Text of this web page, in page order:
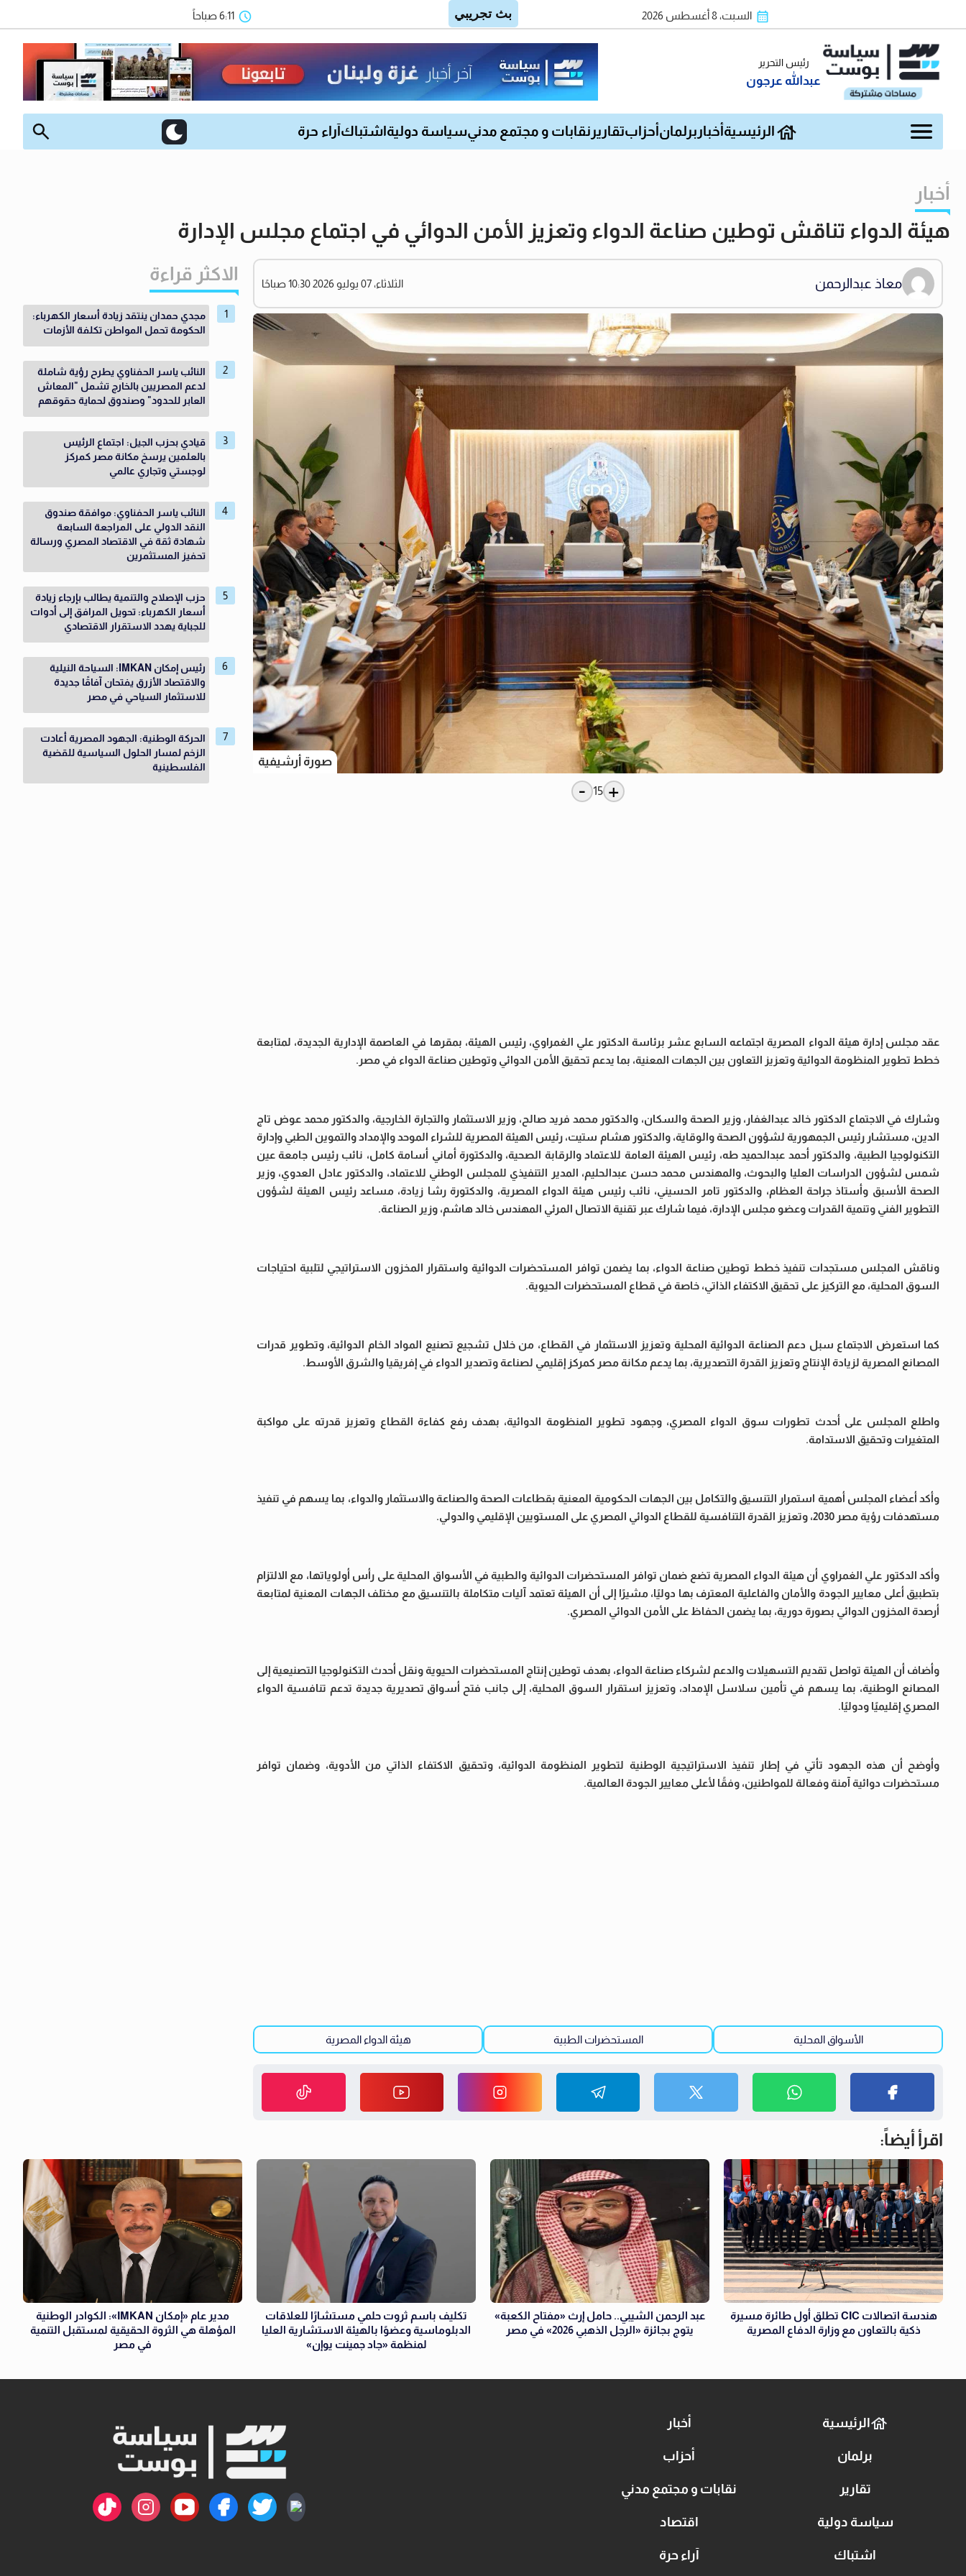
السبت، 8 أغسطس 2026 6:11 صباحاً
رئيس التحرير
عبدالله عرجون
الرئيسية أخبار برلمان أحزابتقارير نقابات و مجتمع مدنيسياسة دولية اشتباك آراء حرة
أخبار
هيئة الدواء تناقش توطين صناعة الدواء وتعزيز الأمن الدوائي في اجتماع مجلس الإدارة
معاذ عبدالرحمن الثلاثاء، 07 يوليو 2026 10:30 صباحًا
صورة أرشيفية
+
15
-
عقد مجلس إدارة هيئة الدواء المصرية اجتماعه السابع عشر برئاسة الدكتور علي الغمراوي، رئيس الهيئة، بمقرها في العاصمة الإدارية الجديدة، لمتابعة
خطط تطوير المنظومة الدوائية وتعزيز التعاون بين الجهات المعنية، بما يدعم تحقيق الأمن الدوائي وتوطين صناعة الدواء في مصر.
وشارك في الاجتماع الدكتور خالد عبدالغفار، وزير الصحة والسكان، والدكتور محمد فريد صالح، وزير الاستثمار والتجارة الخارجية، والدكتور محمد عوض تاج
الدين، مستشار رئيس الجمهورية لشؤون الصحة والوقاية، والدكتور هشام ستيت، رئيس الهيئة المصرية للشراء الموحد والإمداد والتموين الطبي وإدارة
التكنولوجيا الطبية، والدكتور أحمد عبدالحميد طه، رئيس الهيئة العامة للاعتماد والرقابة الصحية، والدكتورة أماني أسامة كامل، نائب رئيس جامعة عين
شمس لشؤون الدراسات العليا والبحوث، والمهندس محمد حسن عبدالحليم، المدير التنفيذي للمجلس الوطني للاعتماد، والدكتور عادل العدوي، وزير
الصحة الأسبق وأستاذ جراحة العظام، والدكتور تامر الحسيني، نائب رئيس هيئة الدواء المصرية، والدكتورة رشا زيادة، مساعد رئيس الهيئة لشؤون
التطوير الفني وتنمية القدرات وعضو مجلس الإدارة، فيما شارك عبر تقنية الاتصال المرئي المهندس خالد هاشم، وزير الصناعة.
وناقش المجلس مستجدات تنفيذ خطط توطين صناعة الدواء، بما يضمن توافر المستحضرات الدوائية واستقرار المخزون الاستراتيجي لتلبية احتياجات
السوق المحلية، مع التركيز على تحقيق الاكتفاء الذاتي، خاصة في قطاع المستحضرات الحيوية.
كما استعرض الاجتماع سبل دعم الصناعة الدوائية المحلية وتعزيز الاستثمار في القطاع، من خلال تشجيع تصنيع المواد الخام الدوائية، وتطوير قدرات
المصانع المصرية لزيادة الإنتاج وتعزيز القدرة التصديرية، بما يدعم مكانة مصر كمركز إقليمي لصناعة وتصدير الدواء في إفريقيا والشرق الأوسط.
واطلع المجلس على أحدث تطورات سوق الدواء المصري، وجهود تطوير المنظومة الدوائية، بهدف رفع كفاءة القطاع وتعزيز قدرته على مواكبة
المتغيرات وتحقيق الاستدامة.
وأكد أعضاء المجلس أهمية استمرار التنسيق والتكامل بين الجهات الحكومية المعنية بقطاعات الصحة والصناعة والاستثمار والدواء، بما يسهم في تنفيذ
مستهدفات رؤية مصر 2030، وتعزيز القدرة التنافسية للقطاع الدوائي المصري على المستويين الإقليمي والدولي.
وأكد الدكتور علي الغمراوي أن هيئة الدواء المصرية تضع ضمان توافر المستحضرات الدوائية والطبية في الأسواق المحلية على رأس أولوياتها، مع الالتزام
بتطبيق أعلى معايير الجودة والأمان والفاعلية المعترف بها دوليًا، مشيرًا إلى أن الهيئة تعتمد آليات متكاملة بالتنسيق مع مختلف الجهات المعنية لمتابعة
أرصدة المخزون الدوائي بصورة دورية، بما يضمن الحفاظ على الأمن الدوائي المصري.
وأضاف أن الهيئة تواصل تقديم التسهيلات والدعم لشركاء صناعة الدواء، بهدف توطين إنتاج المستحضرات الحيوية ونقل أحدث التكنولوجيا التصنيعية إلى
المصانع الوطنية، بما يسهم في تأمين سلاسل الإمداد، وتعزيز استقرار السوق المحلية، إلى جانب فتح أسواق تصديرية جديدة تدعم تنافسية الدواء
المصري إقليميًا ودوليًا.
وأوضح أن هذه الجهود تأتي في إطار تنفيذ الاستراتيجية الوطنية لتطوير المنظومة الدوائية، وتحقيق الاكتفاء الذاتي من الأدوية، وضمان توافر
مستحضرات دوائية آمنة وفعالة للمواطنين، وفقًا لأعلى معايير الجودة العالمية.
الأسواق المحلية المستحضرات الطبية هيئة الدواء المصرية
الاكثر قراءة
مجدي حمدان ينتقد زيادة أسعار الكهرباء:
الحكومة تحمل المواطن تكلفة الأزمات
النائب ياسر الحفناوي يطرح رؤية شاملة
لدعم المصريين بالخارج تشمل "المعاش
العابر للحدود" وصندوق لحماية حقوقهم
قيادي بحزب الجيل: اجتماع الرئيس
بالعلمين يرسخ مكانة مصر كمركز
لوجستي وتجاري عالمي
النائب ياسر الحفناوي: موافقة صندوق
النقد الدولي على المراجعة السابعة
شهادة ثقة في الاقتصاد المصري ورسالة
تحفيز المستثمرين
حزب الإصلاح والتنمية يطالب بإرجاء زيادة
أسعار الكهرباء: تحويل المرافق إلى أدوات
للجباية يهدد الاستقرار الاقتصادي
رئيس إمكان IMKAN: السياحة النيلية
والاقتصاد الأزرق يفتحان آفاقًا جديدة
للاستثمار السياحي في مصر
الحركة الوطنية: الجهود المصرية أعادت
الزخم لمسار الحلول السياسية للقضية
الفلسطينية
اقرأ أيضاً:
هندسة اتصالات CIC تطلق أول طائرة مسيرة
ذكية بالتعاون مع وزارة الدفاع المصرية
عبد الرحمن الشيبي.. حامل إرث «مفتاح الكعبة»
يتوج بجائزة «الرجل الذهبي 2026» في مصر
تكليف باسم ثروت حلمي مستشارًا للعلاقات
الدبلوماسية وعضوًا بالهيئة الاستشارية العليا
لمنظمة «جاد جمينت يوإن»
مدير عام «إمكان IMKAN»: الكوادر الوطنية
المؤهلة هي الثروة الحقيقية لمستقبل التنمية
في مصر
الرئيسية أخبار
برلمان أحزاب
تقارير نقابات و مجتمع مدني
سياسة دولية اقتصاد
اشتباك آراء حرة